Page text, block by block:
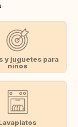
y juguetes para
niños